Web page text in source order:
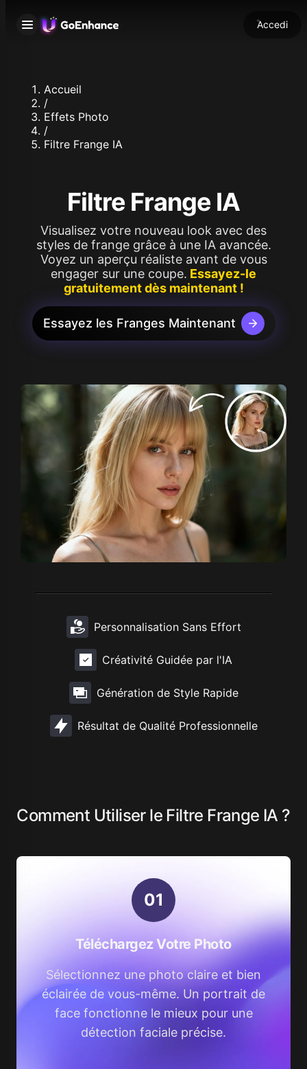
Accedi
Accueil
/
Effets Photo
/
Filtre Frange IA
Filtre Frange IA
Visualisez votre nouveau look avec des
styles de frange grâce à une IA avancée.
Voyez un aperçu réaliste avant de vous
engager sur une coupe. Essayez-le
gratuitement dès maintenant !
Essayez les Franges Maintenant
Personnalisation Sans Effort
Créativité Guidée par l'IA
Génération de Style Rapide
Résultat de Qualité Professionnelle
Comment Utiliser le Filtre Frange IA ?
01
Téléchargez Votre Photo
Sélectionnez une photo claire et bien
éclairée de vous-même. Un portrait de
face fonctionne le mieux pour une
détection faciale précise.